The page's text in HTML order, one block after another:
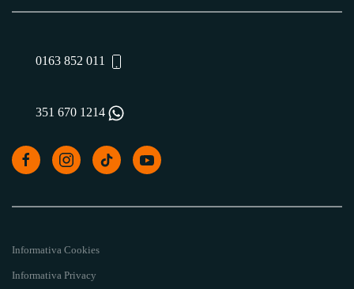
0163 852 011
351 670 1214
Informativa Cookies
Informativa Privacy